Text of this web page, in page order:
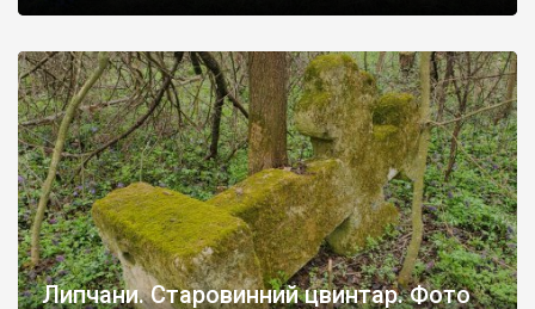
Липчани. Старовинний цвинтар. Фото